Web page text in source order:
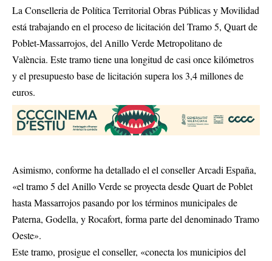
La Conselleria de Política Territorial Obras Públicas y Movilidad
está trabajando en el proceso de licitación del Tramo 5, Quart de
Poblet-Massarrojos, del Anillo Verde Metropolitano de
València. Este tramo tiene una longitud de casi once kilómetros
y el presupuesto base de licitación supera los 3,4 millones de
euros.
Asimismo, conforme ha detallado el el conseller Arcadi España,
«el tramo 5 del Anillo Verde se proyecta desde Quart de Poblet
hasta Massarrojos pasando por los términos municipales de
Paterna, Godella, y Rocafort, forma parte del denominado Tramo
Oeste».
Este tramo, prosigue el conseller, «conecta los municipios del